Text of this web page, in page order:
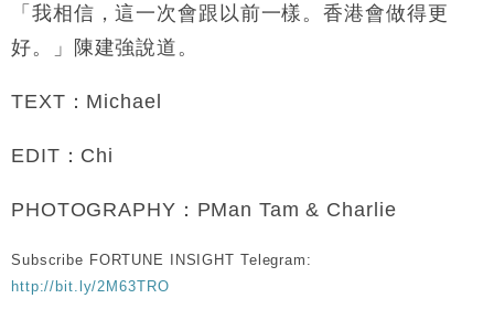
「我相信，這一次會跟以前一樣。香港會做得更
好。」陳建強說道。
TEXT：Michael
EDIT：Chi
PHOTOGRAPHY：PMan Tam & Charlie
Subscribe FORTUNE INSIGHT Telegram:
http://bit.ly/2M63TRO